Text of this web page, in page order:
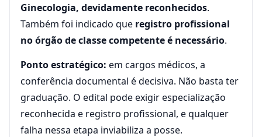
Ginecologia, devidamente reconhecidos.
Também foi indicado que registro profissional
no órgão de classe competente é necessário.
Ponto estratégico: em cargos médicos, a
conferência documental é decisiva. Não basta ter
graduação. O edital pode exigir especialização
reconhecida e registro profissional, e qualquer
falha nessa etapa inviabiliza a posse.